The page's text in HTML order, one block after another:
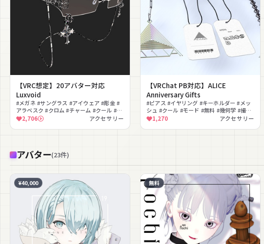
【VRC想定】20アバター対応
Luxvoid
#メガネ #サングラス #アイウェア #彫金 #
アラベスク #クロム #チャーム #クール #モ
ード #クロス
2,706 アクセサリー
【VRChat PB対応】ALICE
Anniversary Gifts
#ピアス #イヤリング #キーホルダー #メッ
シュ #クール #モード #無料 #幾何学 #撮影
向け1,270 アクセサリー
アバター(23件)
¥40,000 無料